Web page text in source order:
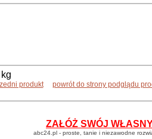
produkt powrót do strony podglądu
ZAŁÓŻ SWÓJ
abc24.pl - proste, tanie i niezawodne